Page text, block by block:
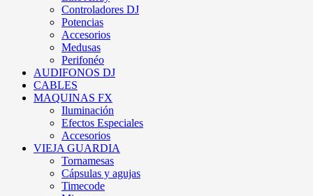
Controladores DJ
Potencias
Accesorios
Medusas
Perifonéo
AUDIFONOS DJ
CABLES
MAQUINAS FX
Iluminación
Efectos Especiales
Accesorios
VIEJA GUARDIA
Tornamesas
Cápsulas y agujas
Timecode